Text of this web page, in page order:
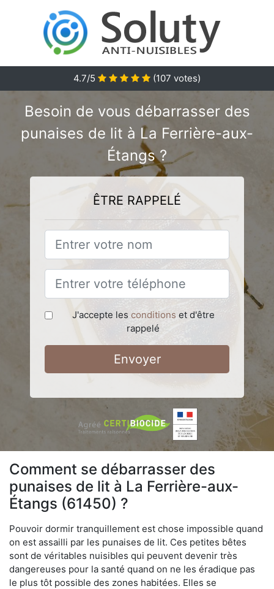
4.7/5 (107 votes)
Besoin de vous débarrasser des
punaises de lit à La Ferrière-aux-
Étangs ?
ÊTRE RAPPELÉ
J'accepte les conditions et d'être
rappelé
Envoyer
Comment se débarrasser des
punaises de lit à La Ferrière-aux-
Étangs (61450) ?
Pouvoir dormir tranquillement est chose impossible quand
on est assailli par les punaises de lit. Ces petites bêtes
sont de véritables nuisibles qui peuvent devenir très
dangereuses pour la santé quand on ne les éradique pas
le plus tôt possible des zones habitées. Elles se